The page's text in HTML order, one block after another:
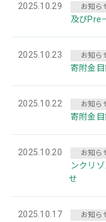
2025.10.29 お知ら
及びPre
2025.10.23 お知ら
寄附金
2025.10.22 お知ら
寄附金
2025.10.20 お知ら
ンクリ
せ
2025.10.17 お知ら